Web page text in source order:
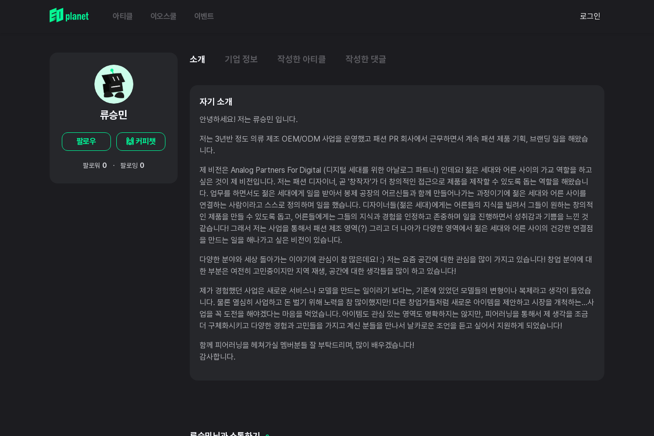
아티클 이오스쿨 이벤트 로그인
류승민
팔로우 🙌 커피챗
팔로워 0 ·팔로잉 0
소개 기업 정보 작성한 아티클 작성한 댓글
자기 소개
안녕하세요! 저는 류승민 입니다.
저는 3년반 정도 의류 제조 OEM/ODM 사업을 운영했고 패션 PR 회사에서 근무하면서 계속 패션 제품 기획, 브랜딩 일을 해왔습
니다.
제 비전은 Analog Partners For Digital (디지털 세대를 위한 아날로그 파트너) 인데요! 젊은 세대와 어른 사이의 가교 역할을 하고
싶은 것이 제 비전입니다. 저는 패션 디자이너, 곧 '창작자'가 더 창의적인 접근으로 제품을 제작할 수 있도록 돕는 역할을 해왔습니
다. 업무를 하면서도 젊은 세대에게 일을 받아서 봉제 공장의 어르신들과 함께 만들어나가는 과정이기에 젊은 세대와 어른 사이를
연결하는 사람이라고 스스로 정의하며 일을 했습니다. 디자이너들(젊은 세대)에게는 어른들의 지식을 빌려서 그들이 원하는 창의적
인 제품을 만들 수 있도록 돕고, 어른들에게는 그들의 지식과 경험을 인정하고 존중하며 일을 진행하면서 성취감과 기쁨을 느낀 것
같습니다! 그래서 저는 사업을 통해서 패션 제조 영역(?) 그리고 더 나아가 다양한 영역에서 젊은 세대와 어른 사이의 건강한 연결점
을 만드는 일을 해나가고 싶은 비전이 있습니다.
다양한 분야와 세상 돌아가는 이야기에 관심이 참 많은데요! :) 저는 요즘 공간에 대한 관심을 많이 가지고 있습니다! 창업 분야에 대
한 부분은 여전히 고민중이지만 지역 재생, 공간에 대한 생각들을 많이 하고 있습니다!
제가 경험했던 사업은 새로운 서비스나 모델을 만드는 일이라기 보다는, 기존에 있었던 모델들의 변형이나 복제라고 생각이 들었습
니다. 물론 열심히 사업하고 돈 벌기 위해 노력을 참 많이했지만! 다른 창업가들처럼 새로운 아이템을 제안하고 시장을 개척하는...사
업을 꼭 도전을 해야겠다는 마음을 먹었습니다. 아이템도 관심 있는 영역도 명확하지는 않지만, 피어러닝을 통해서 제 생각을 조금
더 구체화시키고 다양한 경험과 고민들을 가지고 계신 분들을 만나서 날카로운 조언을 듣고 싶어서 지원하게 되었습니다!
함께 피어러닝을 헤쳐가실 멤버분들 잘 부탁드리며, 많이 배우겠습니다!
감사합니다.